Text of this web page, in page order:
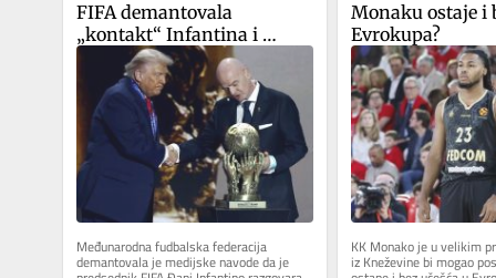
FIFA demantovala
„kontakt“ Infantina i
Trampa
Međunarodna fudbalska federacija
demantovala je medijske navode da je
Monaku ostaje i
Evrokupa?
KK Monako je u velikim
iz Kneževine bi mogao